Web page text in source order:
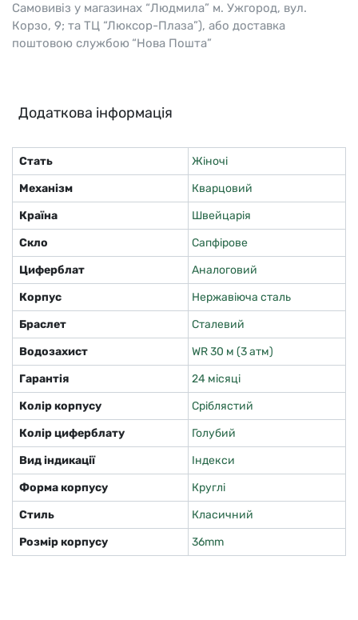
Самовивіз у магазинах “Людмила” м. Ужгород, вул.
Корзо, 9; та ТЦ “Люксор-Плаза”), або доставка
поштовою службою “Нова Пошта”
Додаткова інформація
Стать
Жіночі
Механізм
Кварцовий
Країна
Швейцарія
Скло
Сапфірове
Циферблат
Аналоговий
Корпус
Нержавіюча сталь
Браслет
Сталевий
Водозахист
WR 30 м (3 атм)
Гарантія
24 місяці
Колір корпусу
Сріблястий
Колір циферблату
Голубий
Вид індикації
Індекси
Форма корпусу
Круглі
Стиль
Класичний
Розмір корпусу
36mm